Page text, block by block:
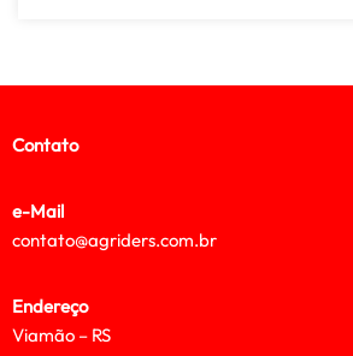
Contato
e-Mail
contato@agriders.com.br
Endereço
Viamão – RS